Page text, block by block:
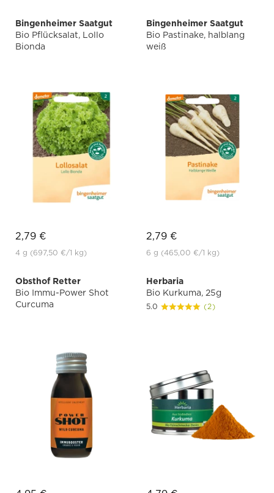
Bingenheimer Saatgut
Bio Pflücksalat, Lollo
Bionda
2,79 €
4 g (697,50 €/1 kg)
Bingenheimer Saatgut
Bio Pastinake, halblang
weiß
2,79 €
6 g (465,00 €/1 kg)
Obsthof Retter
Bio Immu-Power Shot
Curcuma
Herbaria
Bio Kurkuma, 25g
5.0 (2)